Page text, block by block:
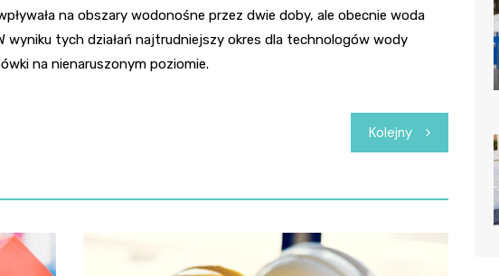
na obszary wodonośne przez dwie doby, ale obecnie woda
wyniku tych działań najtrudniejszy okres dla technologów wody
na nienaruszonym poziomie.
Kolejny